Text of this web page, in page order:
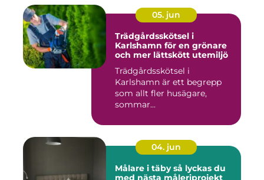
05. jun
Trädgårdsskötsel i
Karlshamn för en grönare
och mer lättskött utemiljö
Trädgårdsskötsel i
Karlshamn är ett begrepp
som allt fler husägare,
sommar...
04. jun
Målare i täby så lyckas du
med nästa måleriprojekt